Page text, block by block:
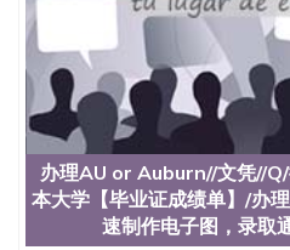
办理AU or Auburn//文凭//
本大学【毕业证成绩单】/办
速制作电子图，录取